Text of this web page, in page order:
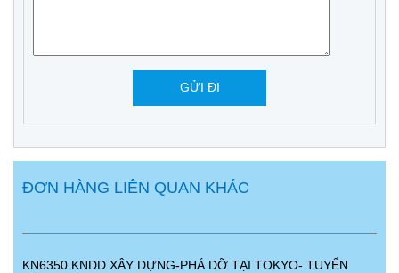
ĐƠN HÀNG LIÊN QUAN KHÁC
KN6350 KNDD XÂY DỰNG-PHÁ DỠ TẠI TOKYO- TUYỂN